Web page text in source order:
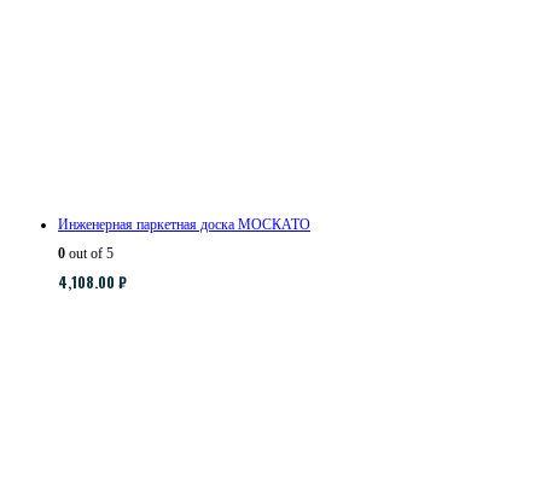
Инженерная паркетная доска МОСКАТО
0 out of 5
4,108.00 ₽